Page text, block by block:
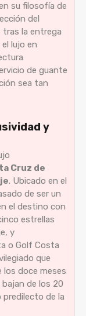
su filosofía de
del
tras la entrega
lujo en
de guante
sea tan
y
Cruz de
. Ubicado en el
de ser un
el destino con
estrellas
y
o Golf Costa
que
los doce meses
de los 20
predilecto de la